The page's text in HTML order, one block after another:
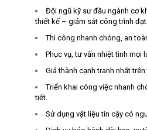
Đội ngũ kỹ sư đầu ngành cơ
thiết kế – giám sát công trình
Thi công nhanh chóng, an
Phục vụ, tư vấn nhiệt tình mọi
Giá thành cạnh tranh nhất
Triển khai công việc nhanh
tiết.
Sử dụng vật liệu tin cậy có